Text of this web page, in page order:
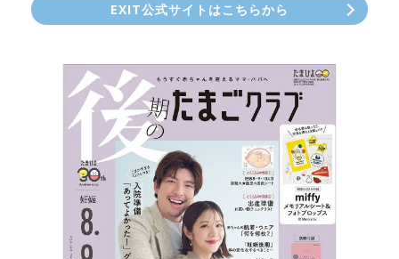
EXIT公式サイトはこちらから